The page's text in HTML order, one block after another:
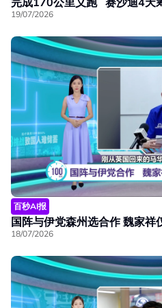
19/07/2026
百秒AI报
国阵与伊党森州选合作 魏家祥
18/07/2026